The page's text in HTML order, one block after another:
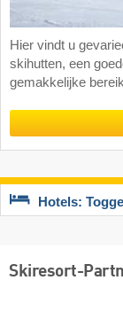
Hier vindt u
skihutten, een
gemakkelijke
Hotels:
Skiresort-